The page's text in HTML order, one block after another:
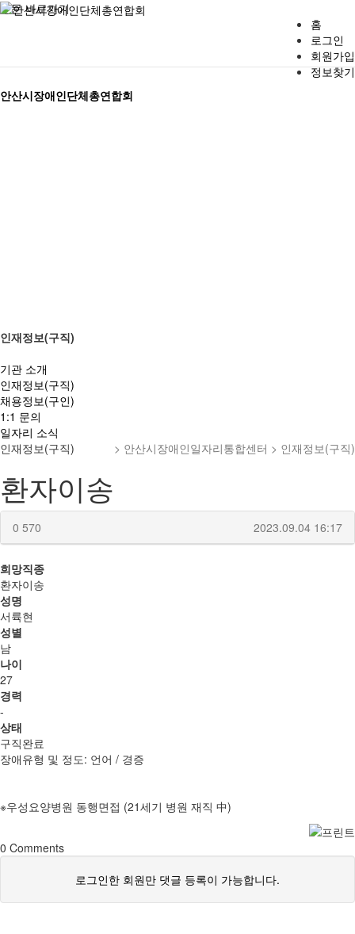
본문 바로가기
홈
로그인
회원가입
정보찾기
안산시장애인단체총연합회
행복드림버스
인재정보(구직)
기관 소개
인재정보(구직)
채용정보(구인)
1:1 문의
일자리 소식
> 안산시장애인일자리통합센터 > 인재정보(구직)
인재정보(구직)
환자이송
0 570 2023.09.04 16:17
희망직종
환자이송
성명
서륙현
성별
남
나이
27
경력
-
상태
구직완료
장애유형 및 정도: 언어 / 경증
※우성요양병원 동행면접 (21세기 병원 재직 中)
0 Comments
로그인한 회원만 댓글 등록이 가능합니다.